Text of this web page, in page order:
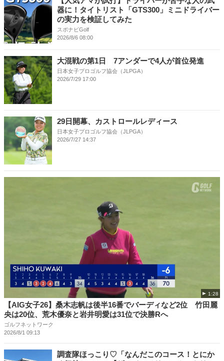
器に！タイトリスト「GTS300」ミニドライバー
の実力を検証してみた
スポナビGolf
2026/8/6 08:00
大混戦の第1日 7アンダーで4人が首位発進
日本女子プロゴルフ協会（JLPGA）
2026/7/29 17:00
29日開幕、カストロールレディース
日本女子プロゴルフ協会（JLPGA）
2026/7/27 14:37
1:28
【AIG女子26】桑木志帆は後半16番でバーディなど2位 竹田麗
央は20位、荒木優奈と岩井明愛は31位で決勝Rへ
ゴルフネットワーク
2026/8/1 09:13
調査隊ほっこり♡「なんだこのコース！とにか